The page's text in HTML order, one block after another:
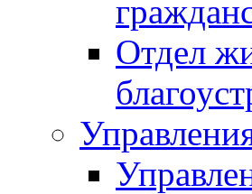
Отдел